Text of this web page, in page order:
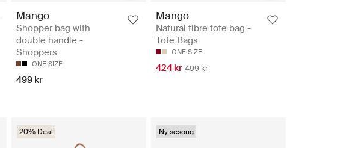
Mango
Shopper bag with
double handle -
Shoppers
ONE SIZE
499 kr
Mango
Natural fibre tote bag -
Tote Bags
ONE SIZE
424 kr 499 kr
20% Deal Ny sesong